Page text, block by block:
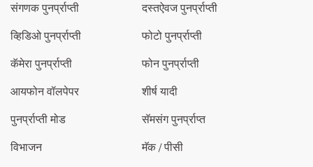
संगणक पुनर्प्राप्ती
दस्तऐवज पुनर्प्राप्ती
व्हिडिओ पुनर्प्राप्ती
फोटो पुनर्प्राप्ती
कॅमेरा पुनर्प्राप्ती
फोन पुनर्प्राप्ती
आयफोन वॉलपेपर
शीर्ष यादी
पुनर्प्राप्ती मोड
सॅमसंग पुनर्प्राप्त
विभाजन
मॅक / पीसी